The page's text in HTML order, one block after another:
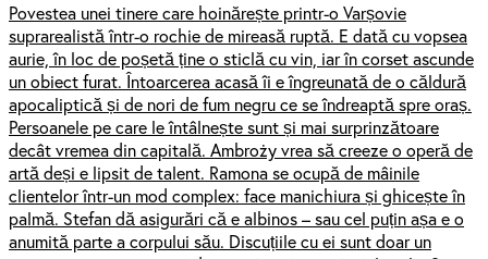
Povestea unei tinere care hoinărește printr-o Varșovie
suprarealistă într-o rochie de mireasă ruptă. E dată cu vopsea
aurie, în loc de poșetă ține o sticlă cu vin, iar în corset ascunde
un obiect furat. Întoarcerea acasă îi e îngreunată de o căldură
apocaliptică și de nori de fum negru ce se îndreaptă spre oraș.
Persoanele pe care le întâlnește sunt și mai surprinzătoare
decât vremea din capitală. Ambroży vrea să creeze o operă de
artă deși e lipsit de talent. Ramona se ocupă de mâinile
clientelor într-un mod complex: face manichiura și ghicește în
palmă. Stefan dă asigurări că e albinos – sau cel puțin așa e o
anumită parte a corpului său. Discuțiile cu ei sunt doar un